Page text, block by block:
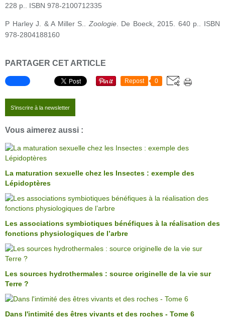
228 p.. ISBN 978-2100712335
P Harley J. & A Miller S.. Zoologie. De Boeck, 2015. 640 p.. ISBN
978-2804188160
PARTAGER CET ARTICLE
Repost 0
S'inscrire à la newsletter
Vous aimerez aussi :
La maturation sexuelle chez les Insectes : exemple des
Lépidoptères
Les associations symbiotiques bénéfiques à la réalisation des
fonctions physiologiques de l’arbre
Les sources hydrothermales : source originelle de la vie sur
Terre ?
Dans l'intimité des êtres vivants et des roches - Tome 6